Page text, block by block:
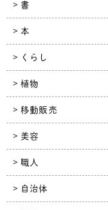
書
本
くらし
植物
移動販売
美容
職人
自治体